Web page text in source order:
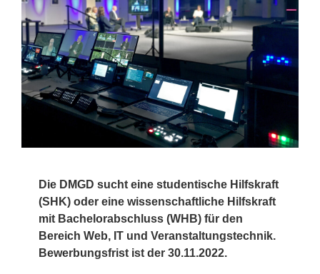
Die DMGD sucht eine studentische Hilfskraft
(SHK) oder eine wissenschaftliche Hilfskraft
mit Bachelorabschluss (WHB) für den
Bereich Web, IT und Veranstaltungstechnik.
Bewerbungsfrist ist der 30.11.2022.